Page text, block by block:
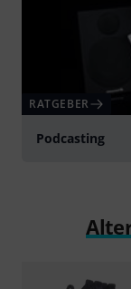
RATGEBER
Podcasting